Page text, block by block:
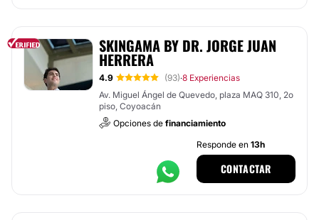
SKINGAMA BY DR. JORGE JUAN
HERRERA
4.9 (93)·8 Experiencias
Av. Miguel Ángel de Quevedo, plaza MAQ 310, 2o
piso, Coyoacán
Opciones de financiamiento
Responde en 13h
CONTACTAR